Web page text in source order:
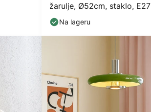
žarulje, Ø52cm, staklo, E27
Na lageru